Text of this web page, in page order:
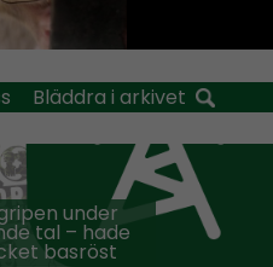
Bläddra i arkivet
under
tal – hade
basröst